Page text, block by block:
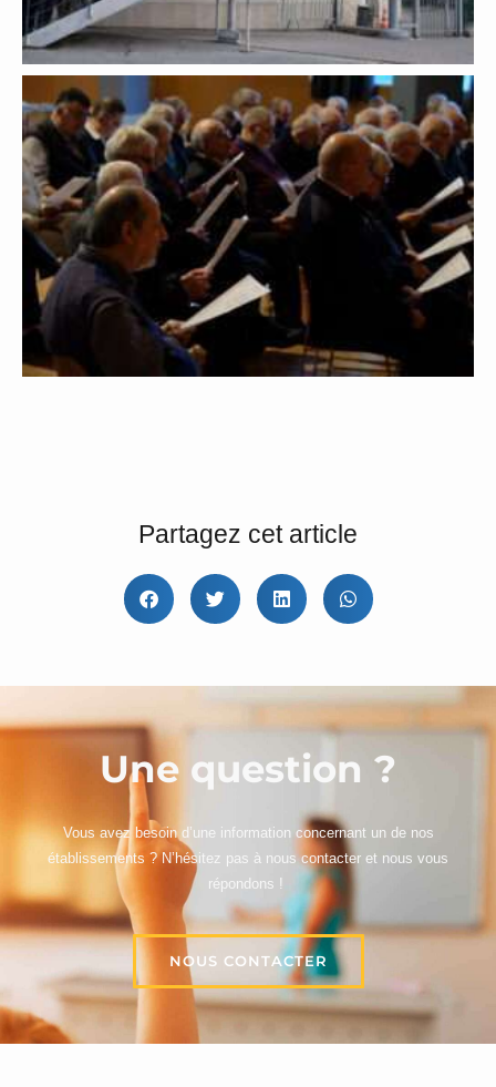
Partagez cet article
Une question ?
Vous avez besoin d’une information concernant un de nos
établissements ? N’hésitez pas à nous contacter et nous vous
répondons !
NOUS CONTACTER